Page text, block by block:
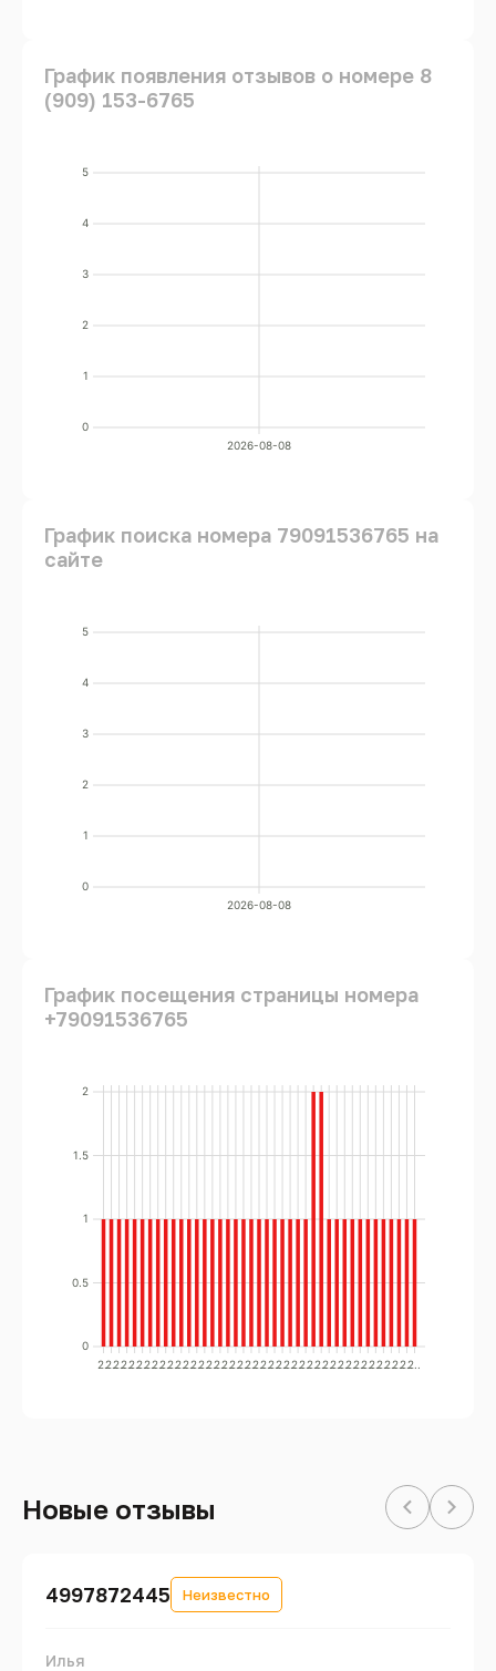
График появления отзывов о номере 8
(909) 153-6765
0
1
2
3
4
5
2026-08-08
График поиска номера 79091536765 на
сайте
0
1
2
3
4
5
2026-08-08
График посещения страницы номера
+79091536765
0
0.5
1
1.5
2
2..2..2..2..2..2..2..2..2..2..2..2..2..2..2..2..2..2..2..2..2..2..2..2..2..2..2..2..2..2..2..2..2..2..2..2..2..2..2..2..2..
Новые отзывы
4997872445 Неизвестно
Илья